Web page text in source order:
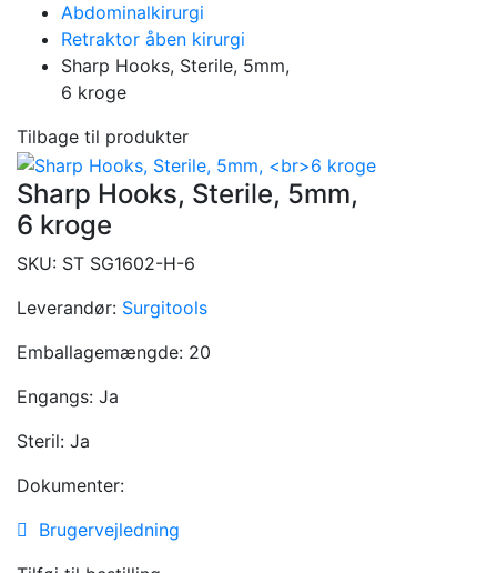
Abdominalkirurgi
Retraktor åben kirurgi
Sharp Hooks, Sterile, 5mm,
6 kroge
Tilbage til produkter
Sharp Hooks, Sterile, 5mm,
6 kroge
SKU: ST SG1602-H-6
Leverandør: Surgitools
Emballagemængde: 20
Engangs: Ja
Steril: Ja
Dokumenter:
Brugervejledning